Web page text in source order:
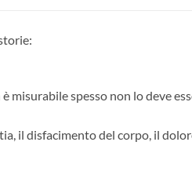
misurabile spesso non lo deve
il disfacimento del corpo, il